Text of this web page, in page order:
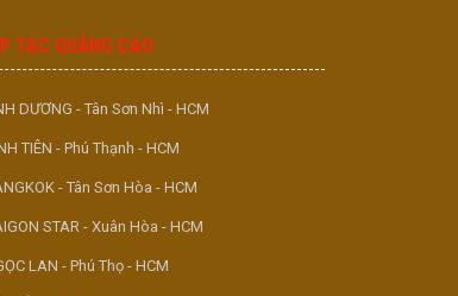
TÁC QUẢNG CÁO
DƯƠNG - Tân Sơn Nhì - HCM
TIÊN - Phú Thạnh - HCM
- Tân Sơn Hòa - HCM
STAR - Xuân Hòa - HCM
LAN - Phú Thọ - HCM